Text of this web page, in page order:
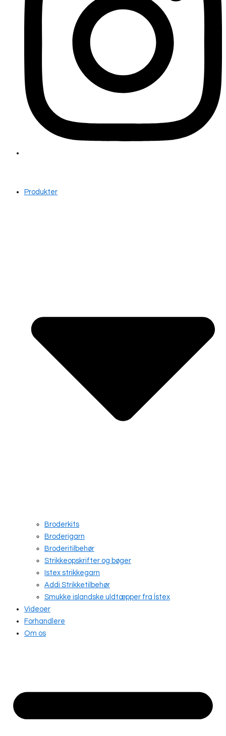
Produkter
Broderkits
Broderigarn
Broderitilbehør
Strikkeopskrifter og bøger
Istex strikkegarn
Addi Strikketilbehør
Smukke islandske uldtæpper fra Ístex
Videoer
Forhandlere
Om os